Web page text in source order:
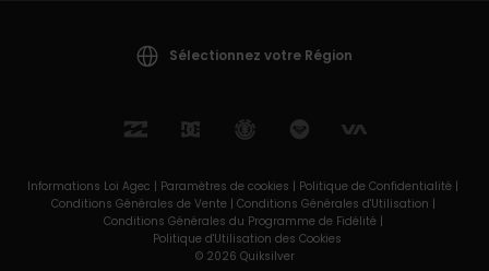
Sélectionnez votre Région
Informations Loi Agec | Paramètres de cookies | Politique de Confidentialité |
Conditions Générales de Vente | Conditions Générales d'Utilisation |
Conditions Générales du Programme de Fidélité |
Politique d'Utilisation des Cookies
© 2026 Quiksilver